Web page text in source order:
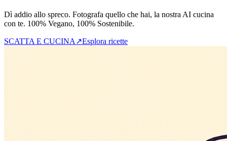
Dì addio allo spreco. Fotografa quello che hai, la nostra AI cucina
con te. 100% Vegano, 100% Sostenibile.
SCATTA E CUCINA ↗Esplora ricette